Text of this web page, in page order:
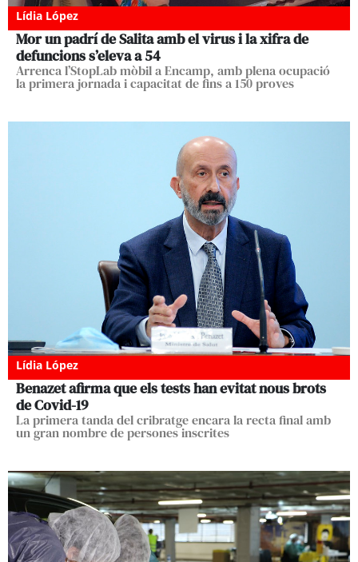
Lídia López
Mor un padrí de Salita amb el virus i la xifra de
defuncions s’eleva a 54
Arrenca l’StopLab mòbil a Encamp, amb plena ocupació
la primera jornada i capacitat de fins a 150 proves
Lídia López
Benazet afirma que els tests han evitat nous brots
de Covid-19
La primera tanda del cribratge encara la recta final amb
un gran nombre de persones inscrites